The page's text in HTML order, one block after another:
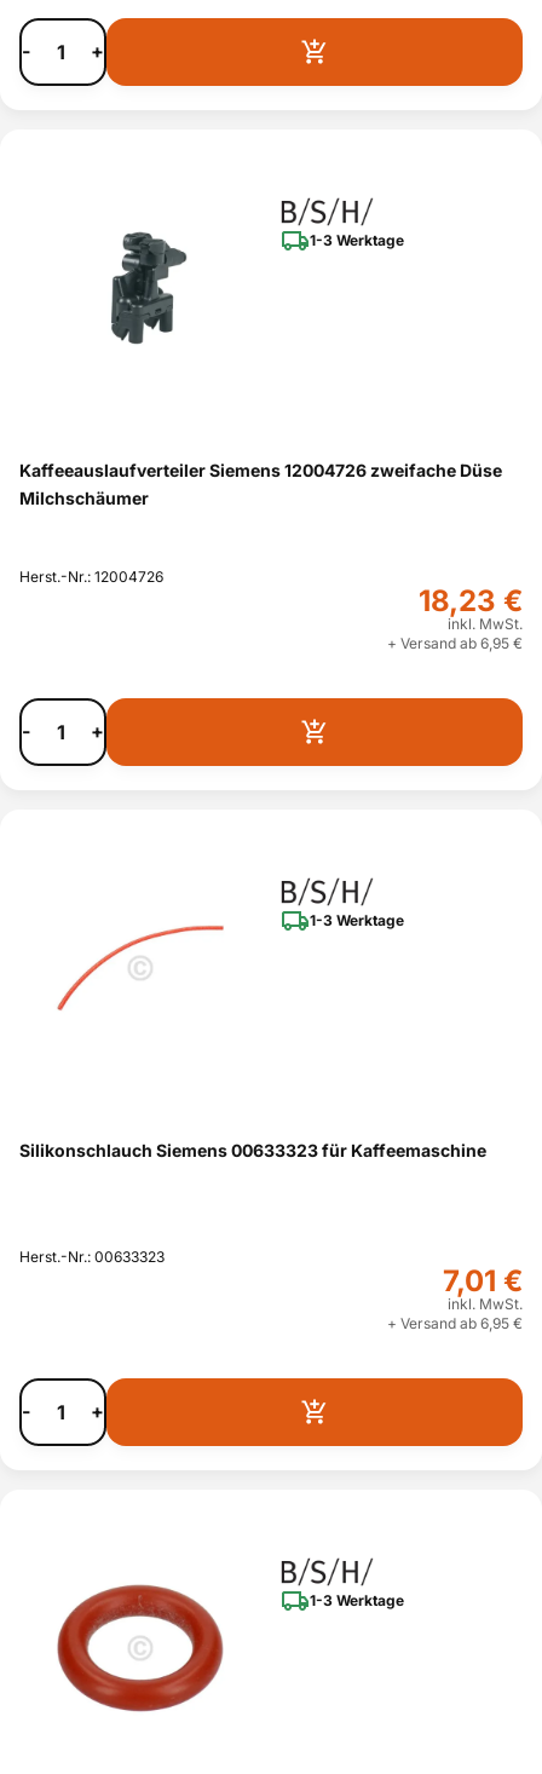
- +
1-3 Werktage
Kaffeeauslaufverteiler Siemens 12004726 zweifache Düse
Milchschäumer
Herst.-Nr.: 12004726
18,23 €
inkl. MwSt.
+ Versand ab 6,95 €
- +
1-3 Werktage
Silikonschlauch Siemens 00633323 für Kaffeemaschine
Herst.-Nr.: 00633323
7,01 €
inkl. MwSt.
+ Versand ab 6,95 €
- +
1-3 Werktage